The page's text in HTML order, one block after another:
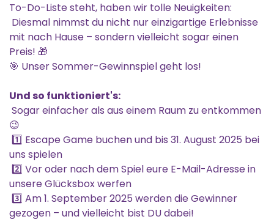
To-Do-Liste steht, haben wir tolle Neuigkeiten:
Diesmal nimmst du nicht nur einzigartige Erlebnisse
mit nach Hause – sondern vielleicht sogar einen
Preis! 🎁
🎯 Unser Sommer-Gewinnspiel geht los!
Und so funktioniert's:
Sogar einfacher als aus einem Raum zu entkommen
😉
1️⃣ Escape Game buchen und bis 31. August 2025 bei
uns spielen
2️⃣ Vor oder nach dem Spiel eure E-Mail-Adresse in
unsere Glücksbox werfen
3️⃣ Am 1. September 2025 werden die Gewinner
gezogen – und vielleicht bist DU dabei!